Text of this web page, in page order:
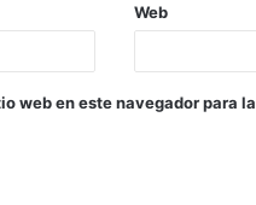
Web
web en este navegador para